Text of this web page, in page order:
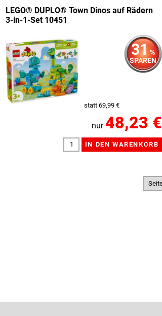
LEGO® DUPLO® Town Dinos auf Rädern
3-in-1-Set 10451
31 %
SPAREN
statt 69,99 €
nur 48,23 €